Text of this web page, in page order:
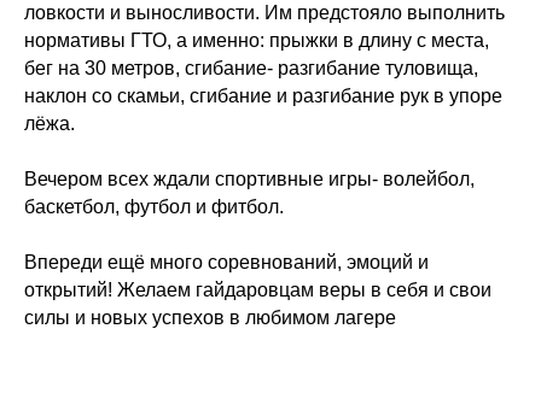
ловкости и выносливости. Им предстояло выполнить
нормативы ГТО, а именно: прыжки в длину с места,
бег на 30 метров, сгибание- разгибание туловища,
наклон со скамьи, сгибание и разгибание рук в упоре
лёжа.
Вечером всех ждали спортивные игры- волейбол,
баскетбол, футбол и фитбол.
Впереди ещё много соревнований, эмоций и
открытий! Желаем гайдаровцам веры в себя и свои
силы и новых успехов в любимом лагере